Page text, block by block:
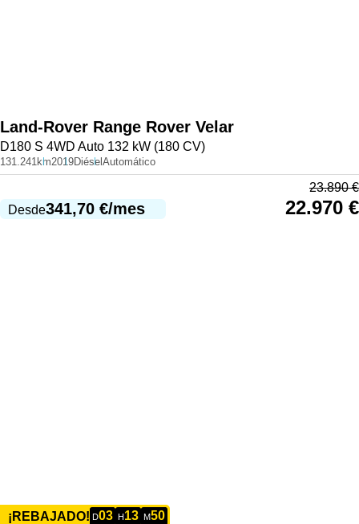
Land-Rover Range Rover Velar
D180 S 4WD Auto 132 kW (180 CV)
131.241km2019Diésel Automático
Desde341,70 €/mes
23.890€
22.970 €
¡REBAJADO! D03 H 13 M50